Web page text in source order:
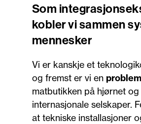
Som
kobler vi sammen
mennesker
Vi er kanskje et
og fremst er vi en
matbutikken på hjørnet
internasjonale selskaper.
at tekniske installasjoner